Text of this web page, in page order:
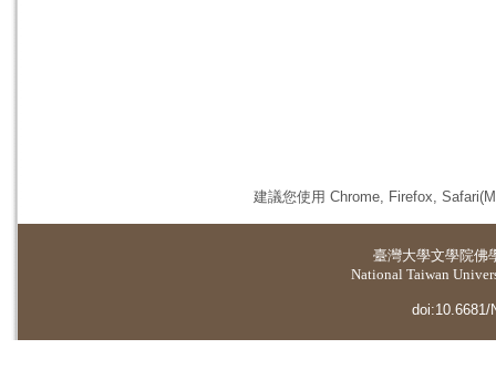
建議您使用 Chrome, Firefox,
臺灣大學文學院佛
National Taiwan
doi:10.6681/